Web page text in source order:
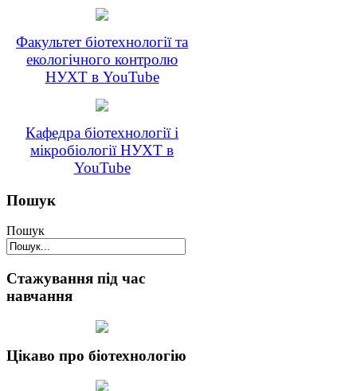
Факультет біотехнології та
екологічного контролю
НУХТ в YouTube
Кафедра біотехнології і
мікробіології НУХТ в
YouTube
Пошук
Пошук
Стажування під час
навчання
Цікаво про біотехнологію